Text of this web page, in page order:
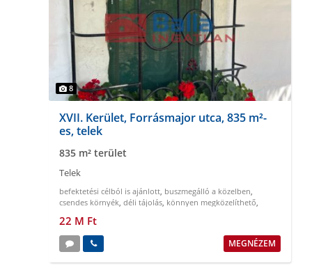
8
XVII. Kerület, Forrásmajor utca, 835 m²-
es, telek
835 m² terület
Telek
befektetési célból is ajánlott, buszmegálló a közelben,
csendes környék, déli tájolás, könnyen megközelíthető,
22 M Ft
MEGNÉZEM